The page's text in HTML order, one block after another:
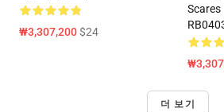
₩3,307,200$24
Scares
더 보기